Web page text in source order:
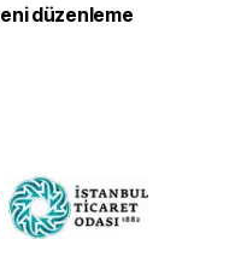
düzenleme